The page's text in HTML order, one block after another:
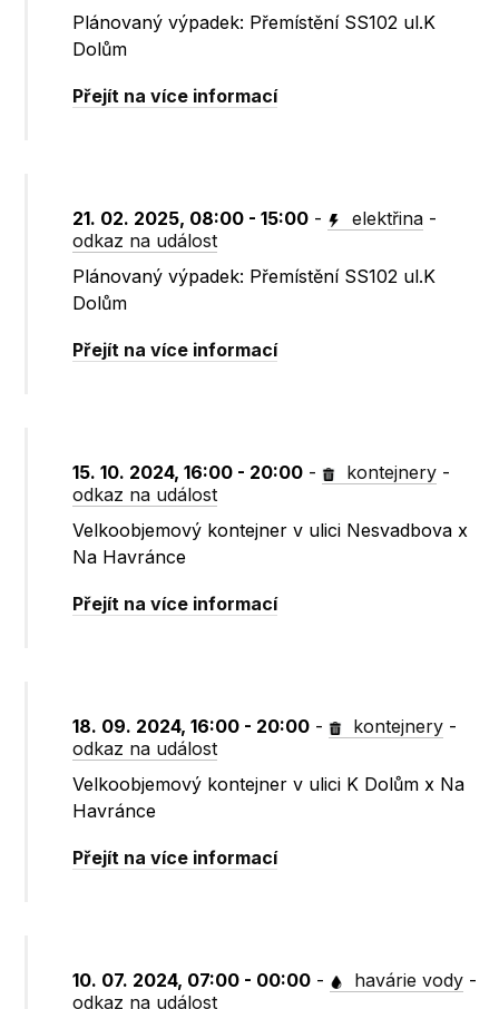
Plánovaný výpadek: Přemístění SS102 ul.K
Dolům
Přejít na více informací
21. 02. 2025, 08:00 - 15:00 - elektřina -
odkaz na událost
Plánovaný výpadek: Přemístění SS102 ul.K
Dolům
Přejít na více informací
15. 10. 2024, 16:00 - 20:00 - kontejnery -
odkaz na událost
Velkoobjemový kontejner v ulici Nesvadbova x
Na Havránce
Přejít na více informací
18. 09. 2024, 16:00 - 20:00 - kontejnery -
odkaz na událost
Velkoobjemový kontejner v ulici K Dolům x Na
Havránce
Přejít na více informací
10. 07. 2024, 07:00 - 00:00 - havárie vody -
odkaz na událost